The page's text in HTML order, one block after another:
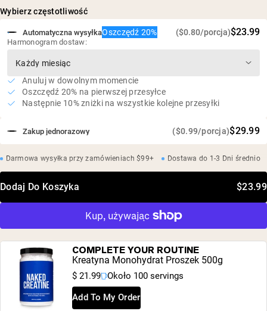
oraz wspomagające regenerację mięśni*
Ekstrakt z melisy wspierający redukcję stresu i sen
poprzez wywoływanie relaksu*
Delikatny smak lawendy z cytryną
Wegański, bezglutenowy, bez soi, bez GMO
Bez sztucznych słodzików, aromatów i barwników
(Lentinula Edodes), Lion’s Mane (Hericium Erinaceus),
Turkey Tail (Trametes Versicolor) (jako PeakO2®), Wiśnia
Tart (jako VitaCherry®), Ekstrakt z melisy (jako Cyracos®).
Inne składniki: cukier kokosowy, naturalne aromaty
roślinne, kwas cytrynowy, ekstrakt z owocu mnicha
Wybierz częstotliwość
Zakup jednorazowy ($0.99/porcja)$29.99
Automatyczna wysyłkaOszczędź 20% ($0.80/porcja)$23.99
Harmonogram dostaw:
Anuluj w dowolnym momencie
Oszczędź 20% na pierwszej przesyłce
Następnie 10% zniżki na wszystkie kolejne przesyłki
Darmowa wysyłka przy zamówieniach $99+ Dostawa do 1-3 Dni średnio
Dodaj Do Koszyka $23.99
COMPLETE YOUR ROUTINE
Kreatyna Monohydrat Proszek 500g
$ 21.99 Około 100 servings
Add To My Order